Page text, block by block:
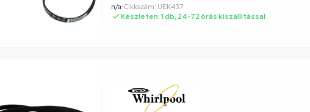
n/a•Cikkszám: UEK437
Készleten: 1 db, 24-72 órás kiszállítással